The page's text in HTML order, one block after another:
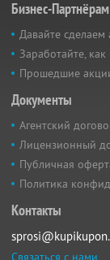
Бизнес-Партнёрам
Давайте сделаем
Заработайте,
Прошедшие
Документы
Агентский
Лицензионный
Публичная
Политика
Контакты
Связаться с нами